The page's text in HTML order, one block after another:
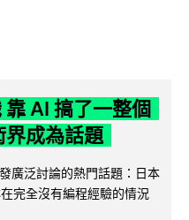
AI 搞了一整個
界成為話題
廣泛討論的熱門話題：日本
完全沒有編程經驗的情況